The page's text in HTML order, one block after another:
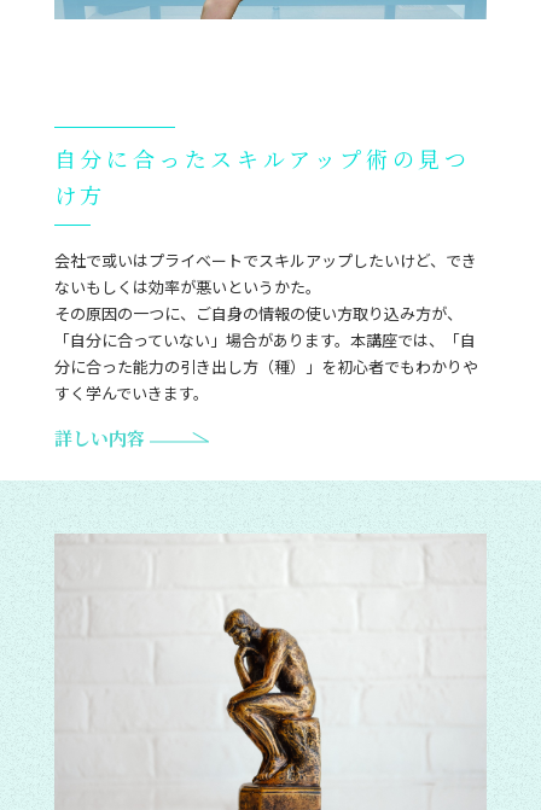
自分に合ったスキルアップ術の見つ
け方
会社で或いはプライベートでスキルアップしたいけど、でき
ないもしくは効率が悪いというかた。
その原因の一つに、ご自身の情報の使い方取り込み方が、
「自分に合っていない」場合があります。本講座では、「自
分に合った能力の引き出し方（種）」を初心者でもわかりや
すく学んでいきます。
詳しい内容